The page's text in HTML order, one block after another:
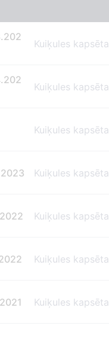
Kuiķules kapsēta
Kuiķules kapsēta
Kuiķules kapsēta
Kuiķules kapsēta
Kuiķules kapsēta
Kuiķules kapsēta
Kuiķules kapsēta